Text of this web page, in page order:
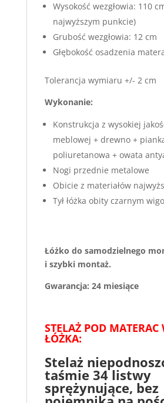
Wysokość wezgłowia: 110
najwyższym punkcie)
Grubość wezgłowia: 12 cm
Głębokość osadzenia
Tolerancja wymiaru +/- 2 cm
Wykonanie:
Konstrukcja z wysokiej
meblowej + drewno +
poliuretanowa + owata
Nogi przednie metalowe
Obicie z materiałów
Tył łóżka obity czarnym
Łóżko do samodzielnego
i szybki montaż.
Gwarancja: 24 miesiące
STELAŻ POD MATERAC
ŁÓŻKA:
Stelaż
taśmie 34 listwy
sprężynujące, bez